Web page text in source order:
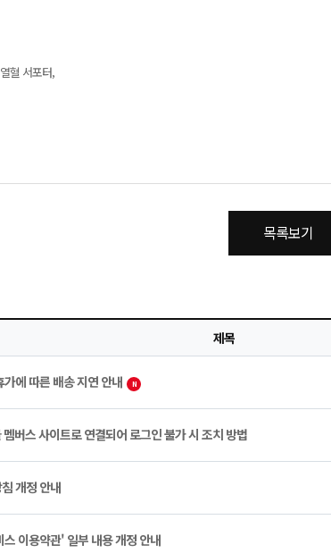
혈 서포터,
목록보기
제목
에 따른 배송 지연 안내 N
버스 사이트로 연결되어 로그인 불가 시 조치 방법
개정 안내
이용약관' 일부 내용 개정 안내